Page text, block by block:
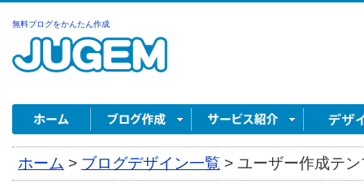
無料ブログをかんたん作成
ホーム > ブログデザイン一覧 > ユーザー作成テ